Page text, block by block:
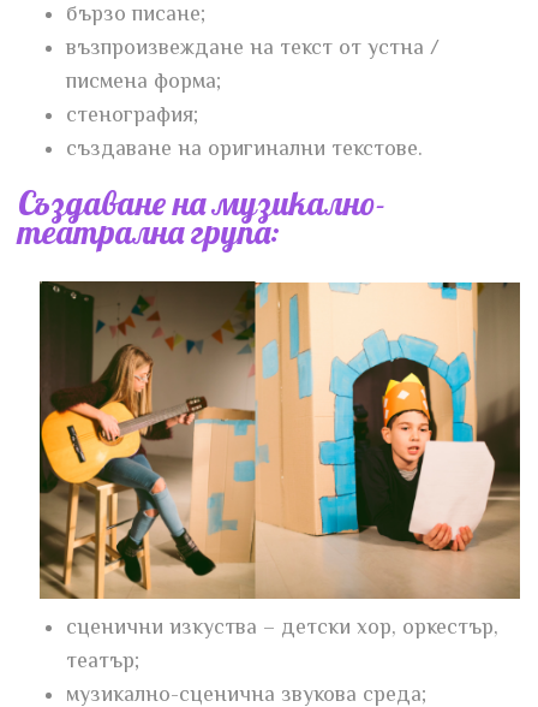
бързо писане;
възпроизвеждане на текст от устна /
писмена форма;
стенография;
създаване на оригинални текстове.
Създаване на музикално-
театрална група:
сценични изкуства – детски хор, оркестър,
театър;
музикално-сценична звукова среда;